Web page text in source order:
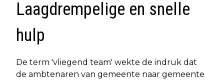
Laagdrempelige en snelle
hulp
De term 'vliegend team' wekte de indruk dat
de ambtenaren van gemeente naar gemeente